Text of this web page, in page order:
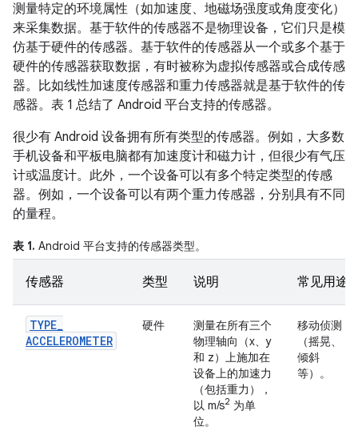
测量特定的环境属性（如加速度、地磁场强度或角度变化）
来采集数据。基于软件的传感器不是物理设备，它们只是模
仿基于硬件的传感器。基于软件的传感器从一个或多个基于
硬件的传感器获取数据，有时被称为虚拟传感器或合成传感
器。比如线性加速度传感器和重力传感器就是基于软件的传
感器。表 1 总结了 Android 平台支持的传感器。
很少有 Android 设备拥有所有类型的传感器。例如，大多数
手机设备和平板电脑都有加速度计和磁力计，但很少有气压
计或温度计。此外，一个设备可以有多个特定类型的传感
器。例如，一个设备可以有两个重力传感器，分别具有不同
的量程。
表 1. Android 平台支持的传感器类型。
传感器 类型 说明 常见用途
TYPE_
ACCELEROMETER
硬件
测量在所有三个
物理轴向（x、y
和 z）上施加在
设备上的加速力
（包括重力），
以 m/s2 为单
位。
移动侦测
（摇晃、
倾斜
等）。